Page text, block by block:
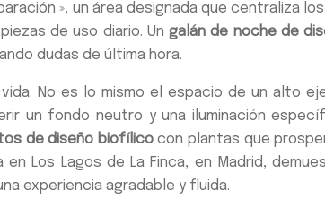
», un área designada que centraliza
de uso diario. Ungalán de noche de
dudas de última hora.
No es lo mismo el espacio de un alto
un fondo neutro y una iluminación
de diseño biofílicocon plantas que
Los Lagos de La Finca, en Madrid,
experiencia agradable y fluida.